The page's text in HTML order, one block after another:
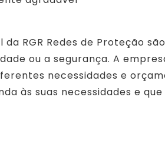
RGR Redes de Proteção
ou a segurança. A
necessidades e
às suas necessidades e